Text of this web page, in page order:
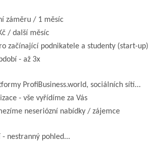
záměru / 1 měsíc
/ další měsíc
začínající podnikatele a studenty (start-up)
- až 3x
ProfiBusiness.world, sociálních sítí...
- vše vyřídíme za Vás
neseriózní nabídky / zájemce
nestranný pohled...